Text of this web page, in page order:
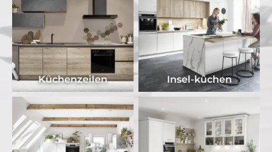
Küchenzeilen Insel-küchen